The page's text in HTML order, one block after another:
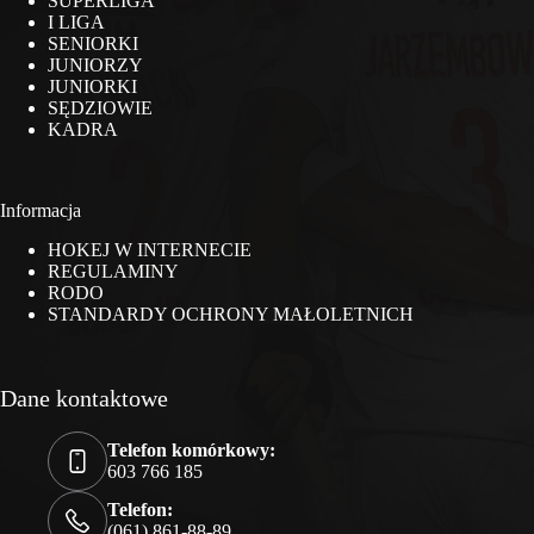
I LIGA
SENIORKI
JUNIORZY
JUNIORKI
SĘDZIOWIE
KADRA
Informacja
HOKEJ W INTERNECIE
REGULAMINY
RODO
STANDARDY OCHRONY MAŁOLETNICH
Dane kontaktowe
Telefon komórkowy:
603 766 185
Telefon: